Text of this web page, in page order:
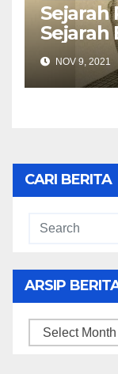
Sejarah
Sejarah
NOV 9, 2021
CARI BERITA
ARSIP
ARSIP